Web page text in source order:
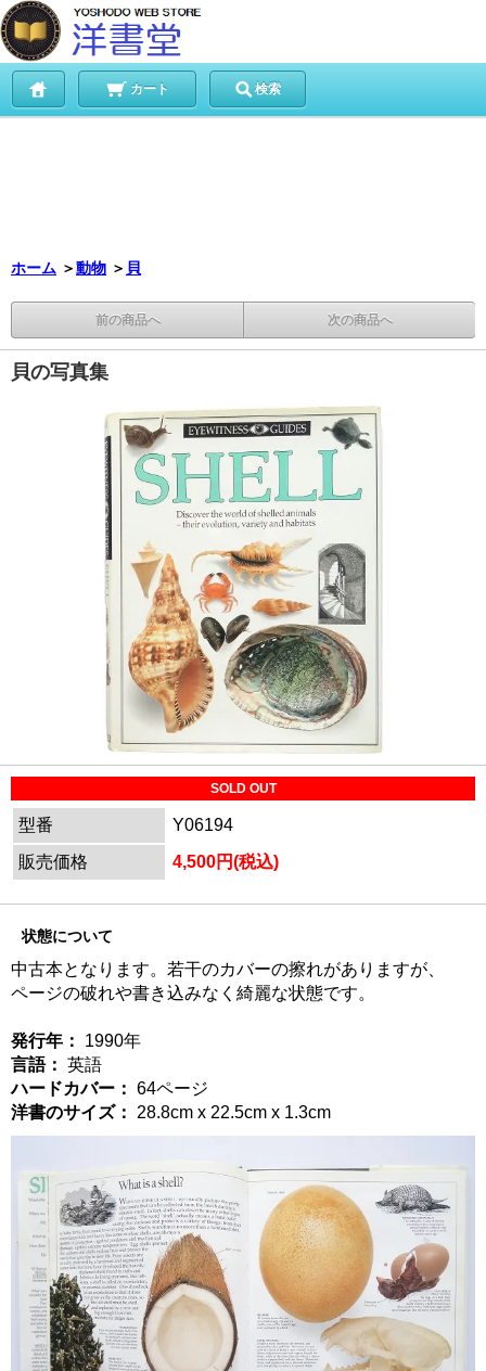
カート 検索
ホーム ＞動物 ＞ 貝
前の商品へ 次の商品へ
貝の写真集
SOLD OUT
型番
Y06194
販売価格
4,500円(税込)
状態について
中古本となります。若干のカバーの擦れがありますが、
ページの破れや書き込みなく綺麗な状態です。
発行年：
1990年
言語： 英語
ハードカバー： 64ページ
洋書のサイズ：
28.8cm x 22.5cm x 1.3cm